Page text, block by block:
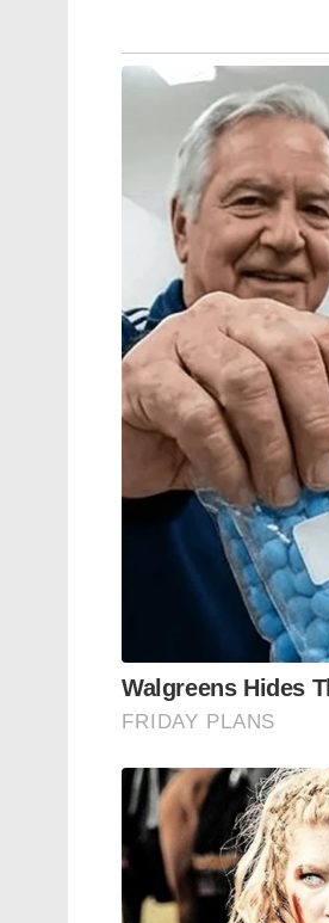
നിശ്വാസങ്ങൾ
തിരഞ്ഞെടുപ്പ്
അതിനേക്കാൾ
നിർഭാഗ്യമെന്ന്
ഇറങ്ങിയിട്ടുണ്ട് .
മുന്നോട്ടു
ഭൂരിപക്ഷത്തെ
അതെങ്ങനെ
ചിന്തയായിരുന്നു
ചെയ്തിരുന്നു .
പോപ്പുലർ ഫ്രണ്ട്
കേരളത്തിൽ നിന്ന്
സംഭാവന ചെയ്ത
നൽകാൻ
ദളിത് – മുസ്ളിം
ലക്ഷ്യമിടുന്നത്
ജിഗ്നേഷ്
മണ്ഡൽ അഥവാ ജെ
1904 ൽ അവിഭക്ത